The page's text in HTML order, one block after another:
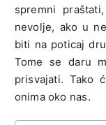
spremni
nevolje, ako u
biti na poticaj
Tome se daru
prisvajati. Tako
onima oko nas.